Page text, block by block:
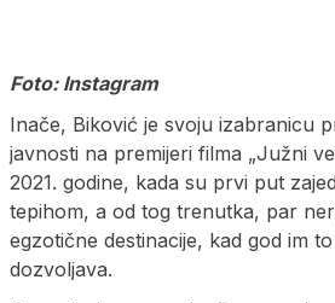
Foto: Instagram
Inače, Biković je svoju izabranicu
javnosti na premijeri filma „Južni
2021. godine, kada su prvi put
tepihom, a od tog trenutka, par
egzotične destinacije, kad god im
dozvoljava.